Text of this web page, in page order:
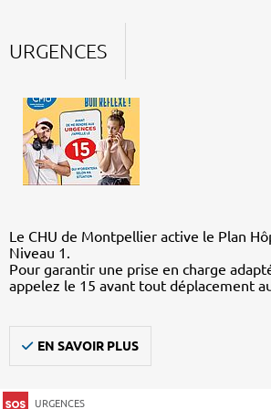
URGENCES
Le CHU de Montpellier active le Plan
Niveau 1.
Pour garantir une prise en charge
appelez le 15 avant tout déplacement
EN SAVOIR PLUS
URGENCES